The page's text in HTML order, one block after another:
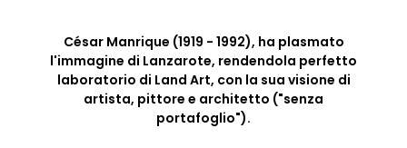
César Manrique (1919 - 1992), ha plasmato
l'immagine di Lanzarote, rendendola perfetto
laboratorio di Land Art, con la sua visione di
artista, pittore e architetto ("senza
portafoglio").